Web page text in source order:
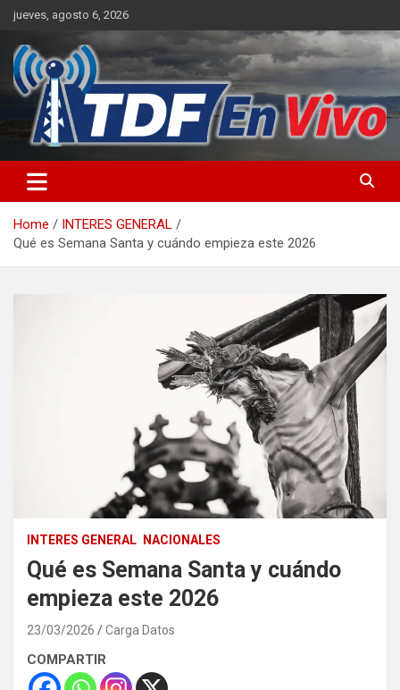
Skip
content
jueves, agosto 6, 2026
Home
INTERES GENERAL
Qué es Semana Santa y cuándo empieza este 2026
INTERES GENERAL NACIONALES
Qué es Semana Santa y cuándo
empieza este 2026
23/03/2026 Carga Datos
COMPARTIR